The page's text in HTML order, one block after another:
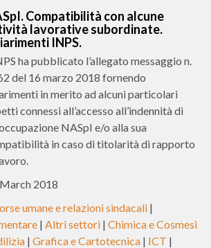
Compatibilità con alcune
lavorative subordinate.
INPS.
ha pubblicato l’allegato messaggio n.
del 16 marzo 2018 fornendo
in merito ad alcuni particolari
connessi all’accesso all’indennità di
NASpI e/o alla sua
in caso di titolarità di rapporto
2018
umane e relazioni sindacali |
| Altri settori | Chimica e Cosmesi
| Grafica e Cartotecnica | ICT |